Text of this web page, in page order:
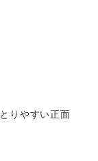
りやすい正面